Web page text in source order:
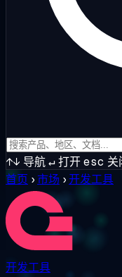
↑↓ 导航↵打开esc 关
首页 ›市场 ›开发工具
开发工具